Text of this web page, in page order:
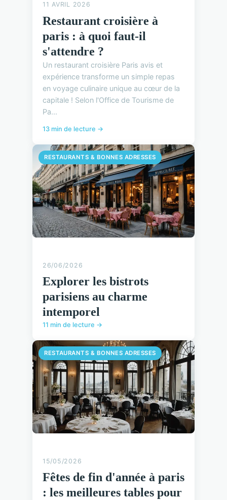
11 AVRIL 2026
Restaurant croisière à
paris : à quoi faut-il
s'attendre ?
Un restaurant croisière Paris avis et
expérience transforme un simple repas
en voyage culinaire unique au cœur de la
capitale ! Selon l'Office de Tourisme de
Pa...
13 min de lecture →
RESTAURANTS & BONNES ADRESSES
26/06/2026
Explorer les bistrots
parisiens au charme
intemporel
11 min de lecture →
RESTAURANTS & BONNES ADRESSES
15/05/2026
Fêtes de fin d'année à paris
: les meilleures tables pour